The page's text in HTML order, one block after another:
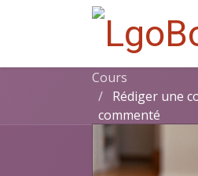
Cours
Rédiger une
commenté